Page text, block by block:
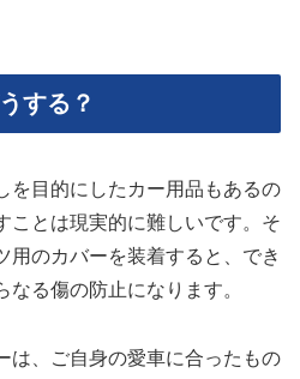
する？
を目的にしたカー用品もあるの
ことは現実的に難しいです。そ
用のカバーを装着すると、でき
る傷の防止になります。
は、ご自身の愛車に合ったもの